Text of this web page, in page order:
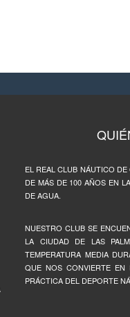
EL REAL CLUB NÁUTICO
DE MÁS DE 100 AÑOS EN
DE AGUA.
NUESTRO CLUB SE
LA CIUDAD DE LAS
TEMPERATURA MEDIA
QUE NOS CONVIERTE
PRÁCTICA DEL DEPORTE